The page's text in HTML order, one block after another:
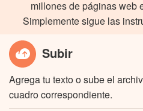
millones de páginas web
Simplemente sigue las
Subir
Agrega tu texto o sube el
cuadro correspondiente.